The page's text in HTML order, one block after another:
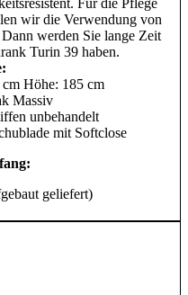
Für die Pflege
wir die Verwendung von
werden Sie lange Zeit
Turin 39 haben.
Höhe: 185 cm
Massiv
unbehandelt
mit Softclose
geliefert)